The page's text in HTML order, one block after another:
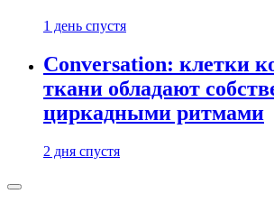
1 день спустя
Conversation: клетки
ткани обладают
циркадными ритмами
2 дня спустя